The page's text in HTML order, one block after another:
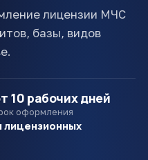
лицензии МЧС
базы, видов
10 рабочих дней
оформления